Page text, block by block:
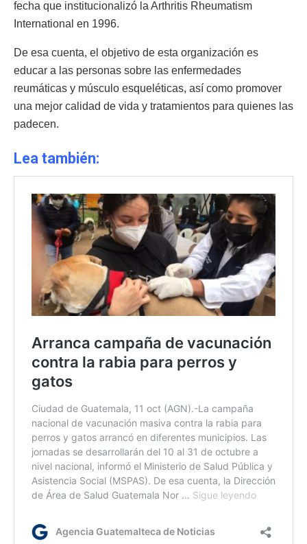
fecha que institucionalizó la Arthritis Rheumatism
International en 1996.
De esa cuenta, el objetivo de esta organización es
educar a las personas sobre las enfermedades
reumáticas y músculo esqueléticas, así como promover
una mejor calidad de vida y tratamientos para quienes las
padecen.
Lea también: